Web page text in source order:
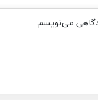
می‌نویسم.